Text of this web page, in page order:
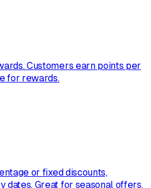
Customers earn points per
for rewards.
or fixed discounts,
dates. Great for seasonal offers.